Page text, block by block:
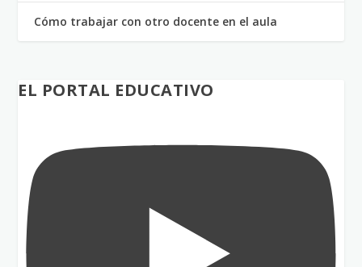
Cómo trabajar con otro docente en el aula
EL PORTAL EDUCATIVO